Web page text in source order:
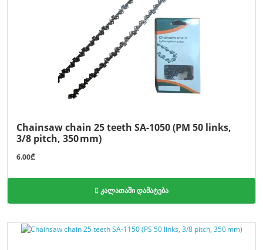
Chainsaw chain 25 teeth SA-1050 (PM 50 links,
3/8 pitch, 350 mm)
6.00₾
კალათაში დამატება